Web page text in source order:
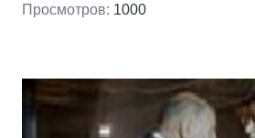
Просмотров: 1000